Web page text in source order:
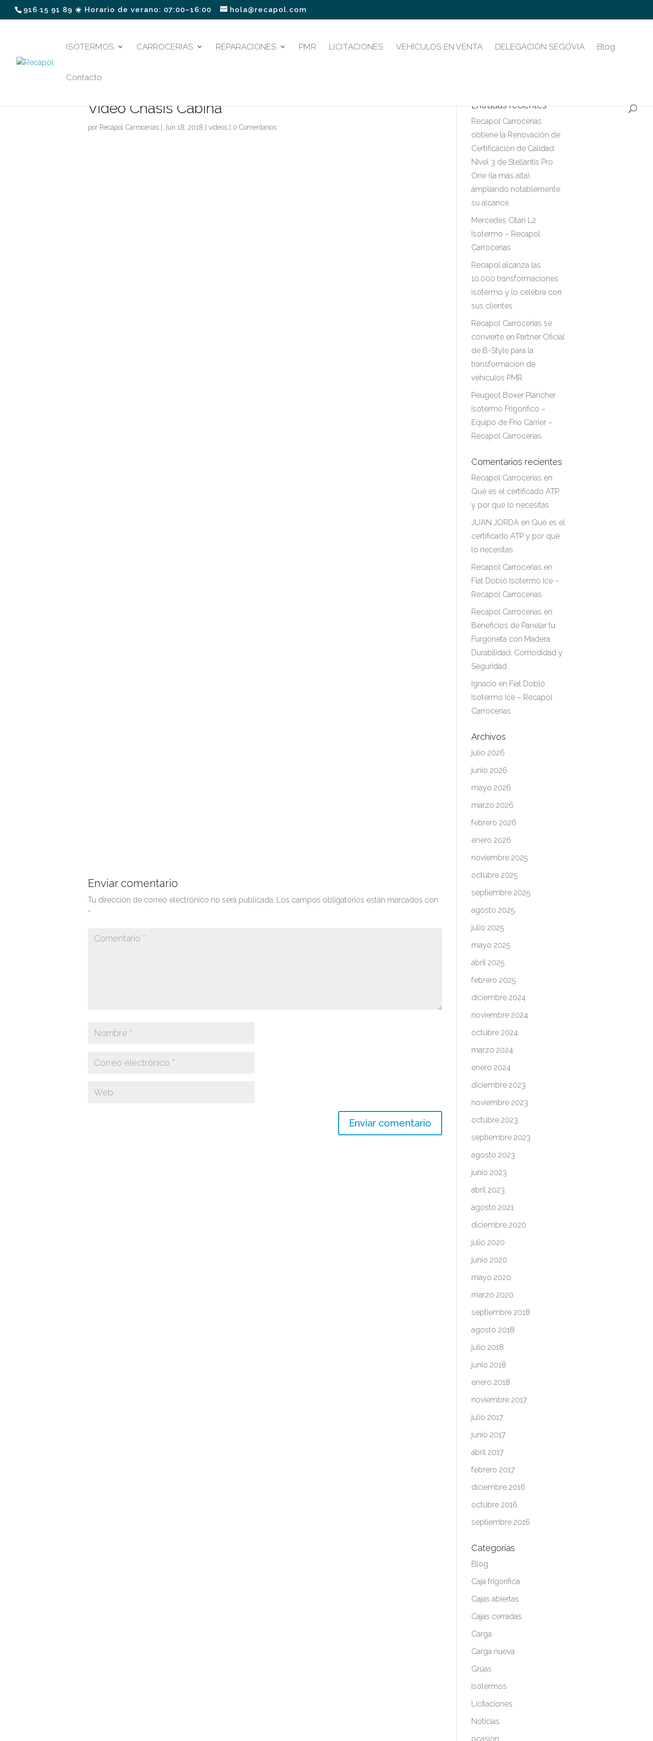
916 15 91 89 ☀️ Horario de verano: 07:00–16:00 hola@recapol.com
ISOTERMOS CARROCERIAS REPARACIONES PMR LICITACIONES VEHÍCULOS EN VENTA DELEGACIÓN SEGOVIA Blog
Contacto
Video Chasis Cabina
por Recapol Carrocerías Jun 18, 2018 videos 0 Comentarios
Enviar comentario
Tu dirección de correo electrónico no será publicada. Los campos obligatorios están marcados con
*
Entradas recientes
Recapol Carrocerías
obtiene la Renovación de
Certificación de Calidad
Nivel 3 de Stellantis Pro
One (la más alta),
ampliando notablemente
su alcance.
Mercedes Citan L2
Isotermo – Recapol
Carrocerías
Recapol alcanza las
10.000 transformaciones
isotermo y lo celebra con
sus clientes
Recapol Carrocerías se
convierte en Partner Oficial
de B-Style para la
transformación de
vehículos PMR
Peugeot Boxer Plancher
Isotermo Frigorífico –
Equipo de Frío Carrier –
Recapol Carrocerías
Comentarios recientes
Recapol Carrocerías en
Qué es el certificado ATP
y por qué lo necesitas
JUAN JORDAen Qué es el
certificado ATP y por qué
lo necesitas
Recapol Carrocerías en
Fiat Doblò Isotermo Ice –
Recapol Carrocerías
Recapol Carrocerías en
Beneficios de Panelar tu
Furgoneta con Madera:
Durabilidad, Comodidad y
Seguridad
Ignacio en Fiat Doblò
Isotermo Ice – Recapol
Carrocerías
Archivos
julio 2026
junio 2026
mayo 2026
marzo 2026
febrero 2026
enero 2026
noviembre 2025
octubre 2025
septiembre 2025
agosto 2025
julio 2025
mayo 2025
abril 2025
febrero 2025
diciembre 2024
noviembre 2024
octubre 2024
marzo 2024
enero 2024
diciembre 2023
noviembre 2023
octubre 2023
septiembre 2023
agosto 2023
junio 2023
abril 2023
agosto 2021
diciembre 2020
julio 2020
junio 2020
mayo 2020
marzo 2020
septiembre 2018
agosto 2018
julio 2018
junio 2018
enero 2018
noviembre 2017
julio 2017
junio 2017
abril 2017
febrero 2017
diciembre 2016
octubre 2016
septiembre 2016
Categorías
Blog
Caja frigorífica
Cajas abiertas
Cajas cerradas
Carga
Carga nueva
Grúas
Isotermos
Licitaciones
Noticias
ocasion